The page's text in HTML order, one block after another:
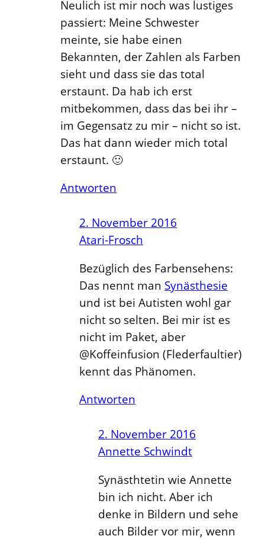
Neulich ist mir noch was lustiges
passiert: Meine Schwester
meinte, sie habe einen
Bekannten, der Zahlen als Farben
sieht und dass sie das total
erstaunt. Da hab ich erst
mitbekommen, dass das bei ihr –
im Gegensatz zu mir – nicht so ist.
Das hat dann wieder mich total
erstaunt. 🙂
Antworten
2. November 2016
Atari-Frosch
Bezüglich des Farbensehens:
Das nennt man Synästhesie
und ist bei Autisten wohl gar
nicht so selten. Bei mir ist es
nicht im Paket, aber
@Koffeinfusion (Flederfaultier)
kennt das Phänomen.
Antworten
2. November 2016
Annette Schwindt
Synästhtetin wie Annette
bin ich nicht. Aber ich
denke in Bildern und sehe
auch Bilder vor mir, wenn